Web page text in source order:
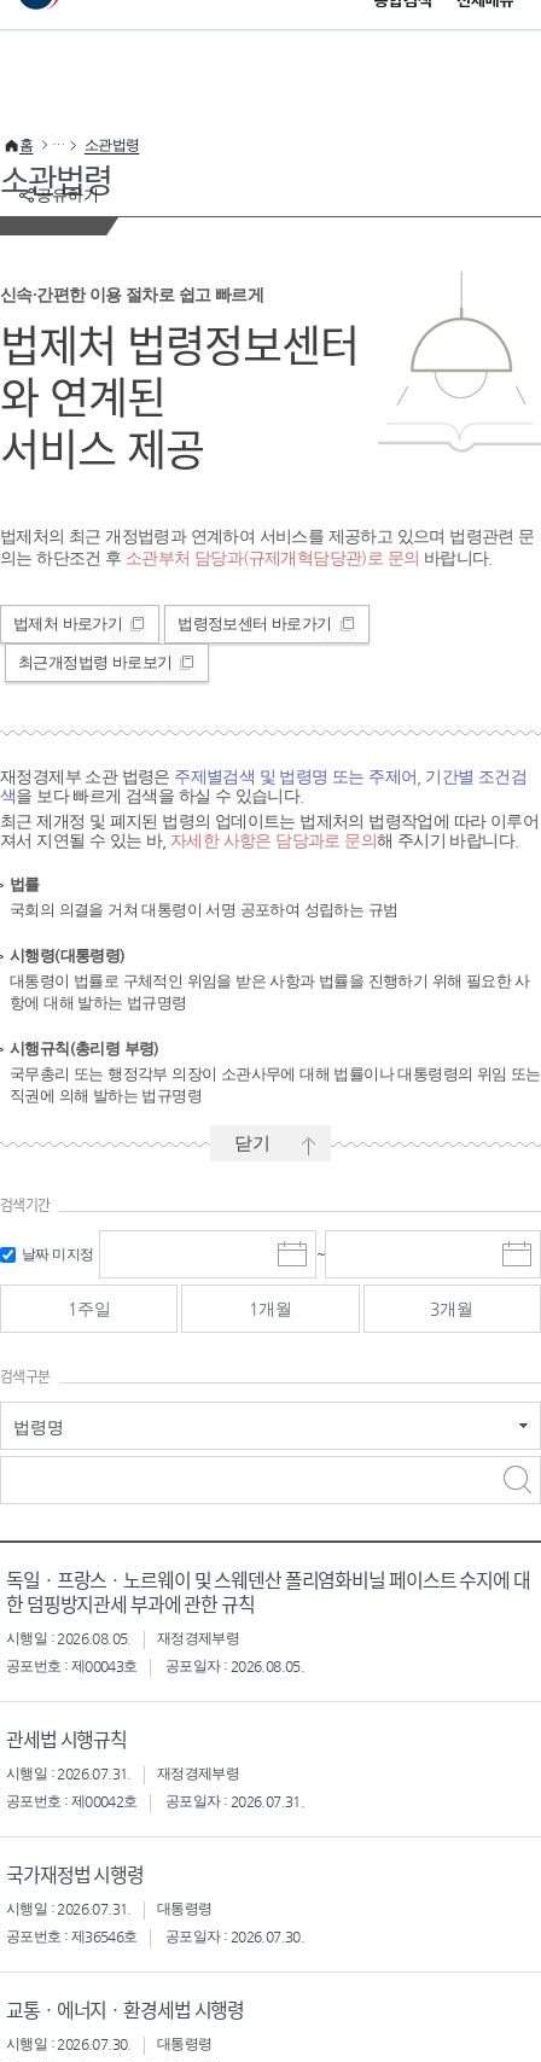
이 누리집은 대한민국 공식 전자정부 누리집입니다.
공유하기
홈 소관법령
소관법령
신속·간편한 이용 절차로 쉽고 빠르게
법제처 법령정보센터
와 연계된
서비스 제공
법제처의 최근 개정법령과 연계하여 서비스를 제공하고 있으며 법령관련 문
의는 하단조건 후 소관부처 담당과(규제개혁담당관)로 문의 바랍니다.
법제처 바로가기 법령정보센터 바로가기
최근개정법령 바로보기
재정경제부 소관 법령은 주제별검색 및 법령명 또는 주제어, 기간별 조건검
색을 보다 빠르게 검색을 하실 수 있습니다.
최근 제개정 및 폐지된 법령의 업데이트는 법제처의 법령작업에 따라 이루어
져서 지연될 수 있는 바, 자세한 사항은 담당과로 문의해 주시기 바랍니다.
법률
국회의 의결을 거쳐 대통령이 서명 공포하여 성립하는 규범
시행령(대통령령)
대통령이 법률로 구체적인 위임을 받은 사항과 법률을 진행하기 위해 필요한 사
항에 대해 발하는 법규명령
시행규칙(총리령 부령)
국무총리 또는 행정각부 의장이 소관사무에 대해 법률이나 대통령령의 위임 또는
직권에 의해 발하는 법규명령
닫기
검색기간
날짜 미지정
시
작
일
선
~
마
감
선
1주일 1개월 3개월
검색구분
법령명
독일ㆍ프랑스ㆍ노르웨이 및 스웨덴산 폴리염화비닐 페이스트 수지에 대
한 덤핑방지관세 부과에 관한 규칙
시행일 : 2026.08.05.
재정경제부령
공포번호 : 제00043호
공포일자 : 2026.08.05.
관세법 시행규칙
시행일 : 2026.07.31.
재정경제부령
공포번호 : 제00042호
공포일자 : 2026.07.31.
국가재정법 시행령
시행일 : 2026.07.31.
대통령령
공포번호 : 제36546호
공포일자 : 2026.07.30.
교통ㆍ에너지ㆍ환경세법 시행령
시행일 : 2026.07.30.
대통령령